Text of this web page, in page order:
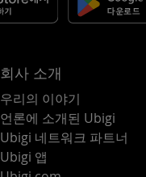
회사 소개
우리의 이야기
언론에 소개된 Ubigi
Ubigi 네트워크 파트너
Ubigi 앱